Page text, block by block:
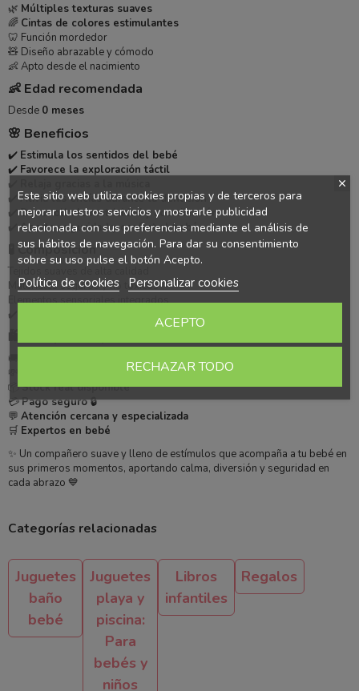
🌿 Múltiples texturas suaves
🌈 Cintas de colores estimulantes
🦷 Función mordedor
🧸 Diseño abrazable y cómodo
👶 Apto desde el nacimiento
👶 Edad recomendada
Desde 0 meses
🌸 Beneficios
✔️ Estimula los sentidos del bebé
✔️ Favorece la exploración táctil
✔️
✔️Alivia las encías durante la dentición
✔️Desarrolla la motricidad y coordinación
✔️Aporta seguridad y confort al bebé
🧪 Composición
Tejidos suaves de alta calidad
Materiales seguros y no tóxicos
Elementos sensoriales integrados
✔️ Producto testado
🛍️ Por qué comprar en Más Pañales
🚚
💸
📦Stock real disponible
💳Pago seguro 🔒
💬 Atención cercana y especializada
🛒 Expertos en bebé
✨ Un compañero suave y lleno de estímulos que acompaña a tu bebé en
sus primeros momentos, aportando calma, diversión y seguridad en
cada abrazo 💙
Categorías relacionadas
Juguetes
baño
bebé
Juguetes
playa y
piscina:
Para
bebés y
niños
Libros
infantiles
Regalos
Este sitio web utiliza cookies propias y de terceros para
mejorar nuestros servicios y mostrarle publicidad
relacionada con sus preferencias mediante el análisis de
sus hábitos de navegación. Para dar su consentimiento
sobre su uso pulse el botón Acepto.
Política de cookies Personalizar cookies
RECHAZAR TODO
ACEPTO